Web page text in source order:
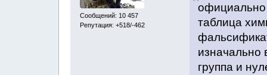
Сообщений: 10 457
Репутация: +518/-462
официально
таблица
изначально
группа и